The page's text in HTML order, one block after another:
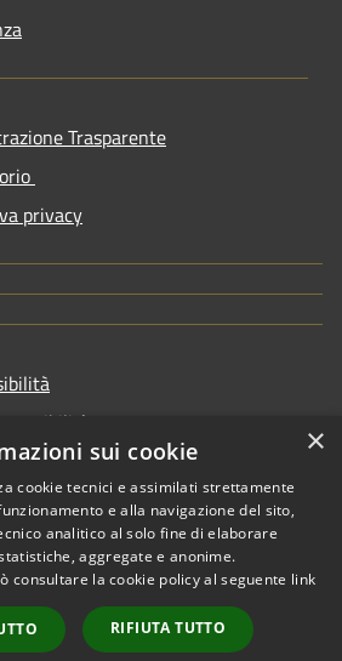
Trasparente
privacy
Copyright © 2026 • Comune di
Genazzano • Powered by
Municipium•
Accesso
redazione
×
sui cookie
cookie tecnici e assimilati strettamente
e alla navigazione del sito,
analitico al solo fine di elaborare
aggregate e anonime.
consultare la cookie policy al seguente link
RIFIUTA TUTTO